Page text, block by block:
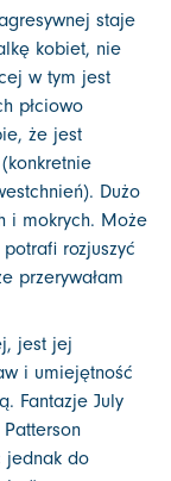
staje
kobiet, nie
w tym jest
płciowo
że jest
Dużo
i mokrych. Może
rozjuszyć
przerywałam
jest jej
i umiejętność
Fantazje July
jednak do